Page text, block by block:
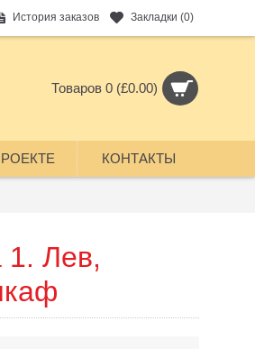
История заказов Закладки (0)
Товаров 0 (£0.00)
КОНТАКТЫ
1. Лев,